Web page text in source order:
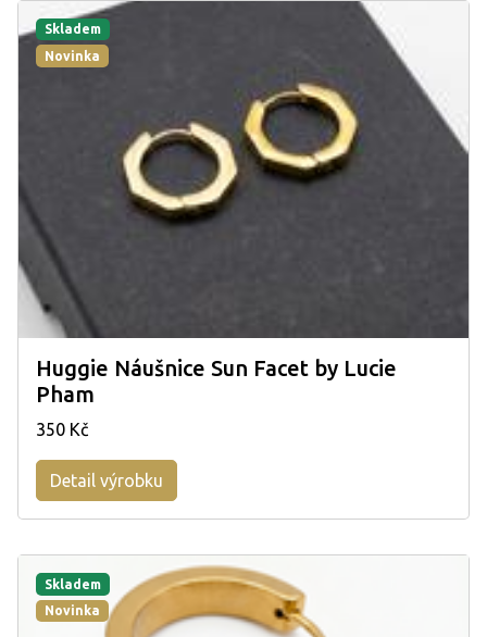
Skladem
Novinka
Huggie Náušnice Sun Facet by Lucie
Pham
350 Kč
Detail výrobku
Skladem
Novinka